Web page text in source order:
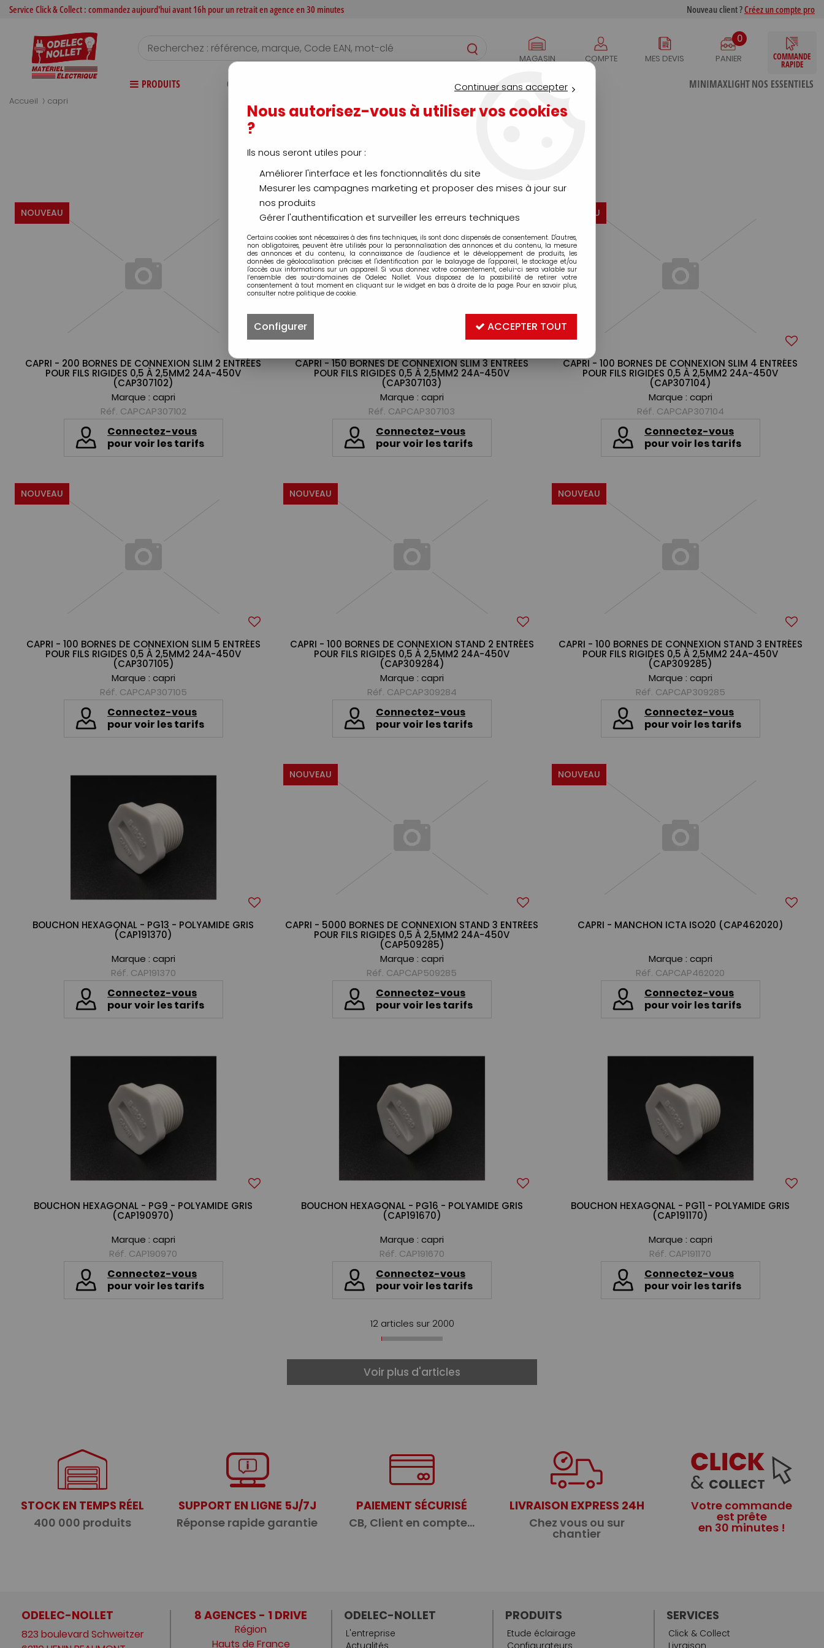
Service Click & Collect : commandez aujourd'hui avant 16h pour un retrait en agence en 30 minutes Nouveau client ?Créez un compte pro
MAGASIN COMPTE MES DEVIS
0
PANIER COMMANDE
RAPIDE
PRODUITS CATALOGUES SERVICES AGENCES MINIMAXLIGHTNOS ESSENTIELS
Accueil > capri
NOUVEAU
CAPRI - 200 BORNES DE CONNEXION SLIM 2 ENTRÉES
POUR FILS RIGIDES 0,5 À 2,5MM2 24A-450V
(CAP307102)
Marque : capri
Réf. CAPCAP307102
Connectez-vous
pour voir les tarifs
NOUVEAU
CAPRI - 150 BORNES DE CONNEXION SLIM 3 ENTRÉES
POUR FILS RIGIDES 0,5 À 2,5MM2 24A-450V
(CAP307103)
Marque : capri
Réf. CAPCAP307103
Connectez-vous
pour voir les tarifs
NOUVEAU
CAPRI - 100 BORNES DE CONNEXION SLIM 4 ENTRÉES
POUR FILS RIGIDES 0,5 À 2,5MM2 24A-450V
(CAP307104)
Marque : capri
Réf. CAPCAP307104
Connectez-vous
pour voir les tarifs
NOUVEAU
CAPRI - 100 BORNES DE CONNEXION SLIM 5 ENTRÉES
POUR FILS RIGIDES 0,5 À 2,5MM2 24A-450V
(CAP307105)
Marque : capri
Réf. CAPCAP307105
Connectez-vous
pour voir les tarifs
NOUVEAU
CAPRI - 100 BORNES DE CONNEXION STAND 2 ENTRÉES
POUR FILS RIGIDES 0,5 À 2,5MM2 24A-450V
(CAP309284)
Marque : capri
Réf. CAPCAP309284
Connectez-vous
pour voir les tarifs
NOUVEAU
CAPRI - 100 BORNES DE CONNEXION STAND 3 ENTRÉES
POUR FILS RIGIDES 0,5 À 2,5MM2 24A-450V
(CAP309285)
Marque : capri
Réf. CAPCAP309285
Connectez-vous
pour voir les tarifs
BOUCHON HEXAGONAL - PG13 - POLYAMIDE GRIS
(CAP191370)
Marque : capri
Réf. CAP191370
Connectez-vous
pour voir les tarifs
NOUVEAU
CAPRI - 5000 BORNES DE CONNEXION STAND 3 ENTRÉES
POUR FILS RIGIDES 0,5 À 2,5MM2 24A-450V
(CAP509285)
Marque : capri
Réf. CAPCAP509285
Connectez-vous
pour voir les tarifs
NOUVEAU
CAPRI - MANCHON ICTA ISO20 (CAP462020)
Marque : capri
Réf. CAPCAP462020
Connectez-vous
pour voir les tarifs
BOUCHON HEXAGONAL - PG9 - POLYAMIDE GRIS
(CAP190970)
Marque : capri
Réf. CAP190970
Connectez-vous
pour voir les tarifs
BOUCHON HEXAGONAL - PG16 - POLYAMIDE GRIS
(CAP191670)
Marque : capri
Réf. CAP191670
Connectez-vous
pour voir les tarifs
BOUCHON HEXAGONAL - PG11 - POLYAMIDE GRIS
(CAP191170)
Marque : capri
Réf. CAP191170
Connectez-vous
pour voir les tarifs
12 articles sur 2000
Voir plus d'articles
STOCK EN TEMPS RÉEL
400 000 produits
SUPPORT EN LIGNE 5J/7J
Réponse rapide garantie
PAIEMENT SÉCURISÉ
CB, Client en compte...
LIVRAISON EXPRESS 24H
Chez vous ou sur
chantier
Votre commande
est prête
en 30 minutes !
ODELEC-NOLLET
823 boulevard Schweitzer
8 AGENCES - 1 DRIVE
Région
Hauts de France
ODELEC-NOLLET
L'entreprise
Actualités
PRODUITS
Etude éclairage
Configurateurs
SERVICES
Click & Collect
Livraison
Continuer sans accepter
Nous autorisez-vous à utiliser vos cookies
?
Ils nous seront utiles pour :
Améliorer l'interface et les fonctionnalités du site
Mesurer les campagnes marketing et proposer des mises à jour sur
nos produits
Gérer l'authentification et surveiller les erreurs techniques
Certains cookies sont nécessaires à des fins techniques, ils sont donc dispensés de consentement. D'autres,
non obligatoires, peuvent être utilisés pour la personnalisation des annonces et du contenu, la mesure
des annonces et du contenu, la connaissance de l'audience et le développement de produits, les
données de géolocalisation précises et l'identification par le balayage de l'appareil, le stockage et/ou
l'accès aux informations sur un appareil. Si vous donnez votre consentement, celui-ci sera valable sur
l’ensemble des sous-domaines de Odelec Nollet. Vous disposez de la possibilité de retirer votre
consentement à tout moment en cliquant sur le widget en bas à droite de la page. Pour en savoir plus,
consulter notre politique de cookie.
Configurer ACCEPTER TOUT